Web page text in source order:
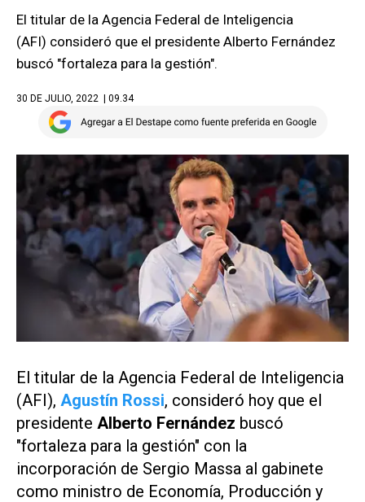
El titular de la Agencia Federal de Inteligencia
(AFI) consideró que el presidente Alberto Fernández
buscó "fortaleza para la gestión".
30 DE JULIO, 2022 | 09.34
El titular de la Agencia Federal de Inteligencia
(AFI), Agustín Rossi, consideró hoy que el
presidente Alberto Fernández buscó
"fortaleza para la gestión" con la
incorporación de Sergio Massa al gabinete
como ministro de Economía, Producción y